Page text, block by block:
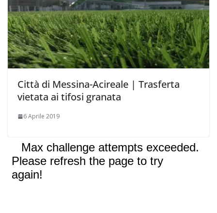
Città di Messina-Acireale | Trasferta
vietata ai tifosi granata
6 Aprile 2019